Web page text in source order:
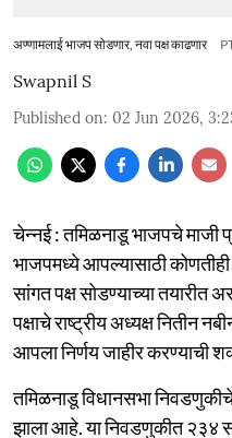
अण्णामलाई भाजप सोडणार, नवा पक्ष काढणार
Swapnil S
Published on: 02 Jun 2026,
चेन्नई : तमिळनाडू भाजपचे माजी
भाजपमध्ये आपल्यासाठी
सांगत पक्ष सोडण्याच्या तयारीत
पक्षाचे राष्ट्रीय अध्यक्ष नितीन
आपला निर्णय जाहीर करण्याची
तमिळनाडू विधानसभा
झाला आहे. या निवडणुकीत २३४